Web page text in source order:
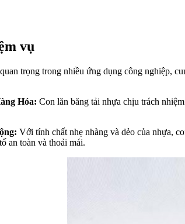
vụ
trọng trong nhiều ứng dụng công nghiệp,
Hóa: Con lăn băng tải nhựa chịu trách
Với tính chất nhẹ nhàng và dẻo của nhựa,
an toàn và thoải mái.